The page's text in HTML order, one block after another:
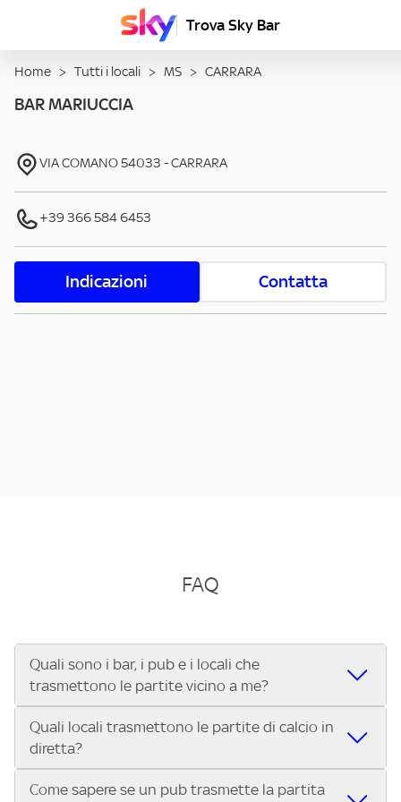
Trova Sky Bar
Home > Tutti i locali > MS > CARRARA
BAR MARIUCCIA
VIA COMANO54033 -CARRARA
+39 366 584 6453
Indicazioni Contatta
FAQ
Quali sono i bar, i pub e i locali che
trasmettono le partite vicino a me?
Se cerchi un bar, pub, ristorante o locale vicino a te per
vedere le partite di Serie A ENILIVE, la Serie C Sky Wifi, la
UEFA Champions League, la UEFA Europa League, la UEFA
Conference League, il Tennis, la Formula 1®, la MotoGP™ e
Quali locali trasmettono le partite di calcio in
diretta?
Vuoi sapere quali bar, pub o ristoranti mostrano le partite
Come sapere se un pub trasmette la partita